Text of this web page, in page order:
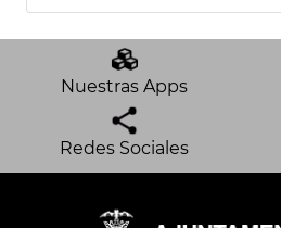
Nuestras Apps
Redes Sociales